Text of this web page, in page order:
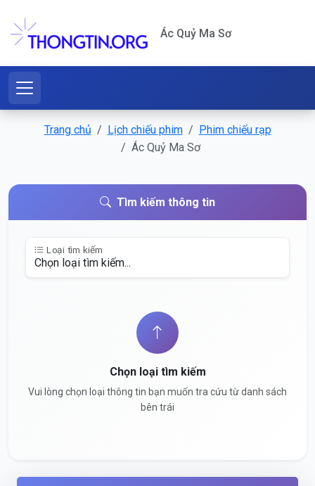
Ác Quỷ Ma Sơ
Trang chủ Lịch chiếu phim
Phim chiếu rạp
Ác Quỷ Ma Sơ
Tìm kiếm thông tin
Loại tìm kiếm
Chọn loại tìm kiếm
Vui lòng chọn loại thông tin bạn muốn tra cứu từ danh sách
bên trái